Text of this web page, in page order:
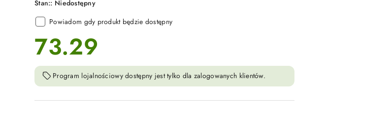
Stan:: Niedostępny
Powiadom gdy produkt będzie dostępny
cena:
73.29
Program lojalnościowy dostępny jest tylko dla zalogowanych klientów.